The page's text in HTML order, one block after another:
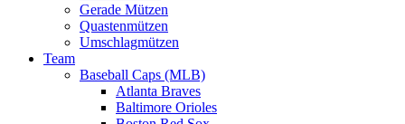
Gerade Mützen
Quastenmützen
Umschlagmützen
Team
Baseball Caps (MLB)
Atlanta Braves
Baltimore Orioles